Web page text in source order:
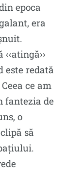
epoca
era
este redată
ce am
fantezia de
o
să